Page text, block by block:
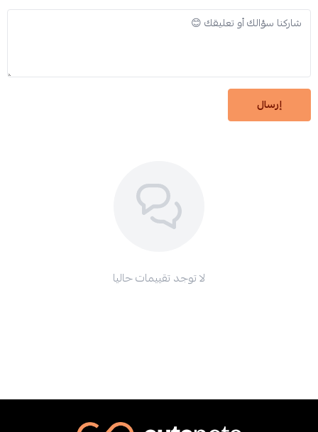
إرسال
لا توجد تقييمات حاليا